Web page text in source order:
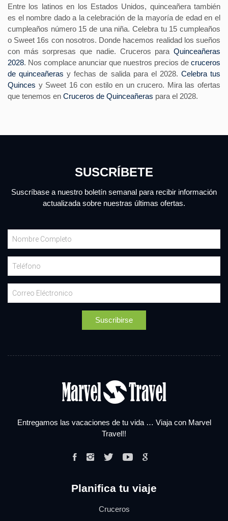
Entre los latinos en los Estados Unidos, quinceañera también
es el nombre dado a la celebración de la mayoría de edad en el
cumpleaños número 15 de una niña. Celebra tu 15 cumpleaños
o Sweet 16s con nosotros. Donde hacemos realidad los sueños
con más sorpresas que nadie. Cruceros para Quinceañeras
2028. Nos complace anunciar que nuestros precios de cruceros
de quinceañeras y fechas de salida para el 2028. Celebra tus
Quinces y Sweet 16 con estilo en un crucero. Mira las ofertas
que tenemos en Cruceros de Quinceañeras para el 2028.
SUSCRÍBETE
Suscríbase a nuestro boletín semanal para recibir información
actualizada sobre nuestras últimas ofertas.
Entregamos las vacaciones de tu vida … Viaja con Marvel
Travel!!
Planifica tu viaje
Cruceros